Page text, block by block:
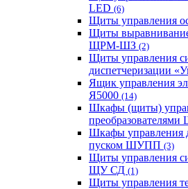
LED (6)
Щиты управления
Щиты
ЩРМ-ШЗ (2)
Щиты управления
диспетчеризации
Ящик управления
Я5000 (14)
Шкафы (щиты)
Шкафы управления
пуском ШУПП (3)
Щиты управления
ЩУ СД (1)
Щиты управления